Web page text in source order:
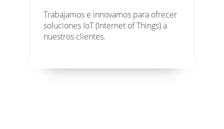
Trabajamos e innovamos para ofrecer
soluciones IoT (Internet of Things) a
nuestros clientes.